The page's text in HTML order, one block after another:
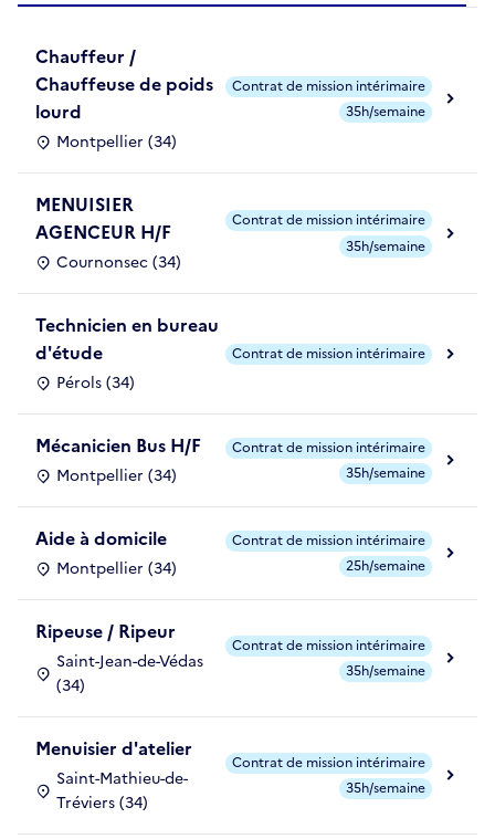
Chauffeur /
Chauffeuse de poids
lourd
Montpellier (34)
Contrat de mission intérimaire
35h/semaine
MENUISIER
AGENCEUR H/F
Cournonsec (34)
Contrat de mission intérimaire
35h/semaine
Technicien en bureau
d'étude
Pérols (34)
Contrat de mission intérimaire
Mécanicien Bus H/F
Montpellier (34)
Contrat de mission intérimaire
35h/semaine
Aide à domicile
Montpellier (34)
Contrat de mission intérimaire
25h/semaine
Ripeuse / Ripeur
Saint-Jean-de-Védas
(34)
Contrat de mission intérimaire
35h/semaine
Menuisier d'atelier
Saint-Mathieu-de-
Tréviers (34)
Contrat de mission intérimaire
35h/semaine